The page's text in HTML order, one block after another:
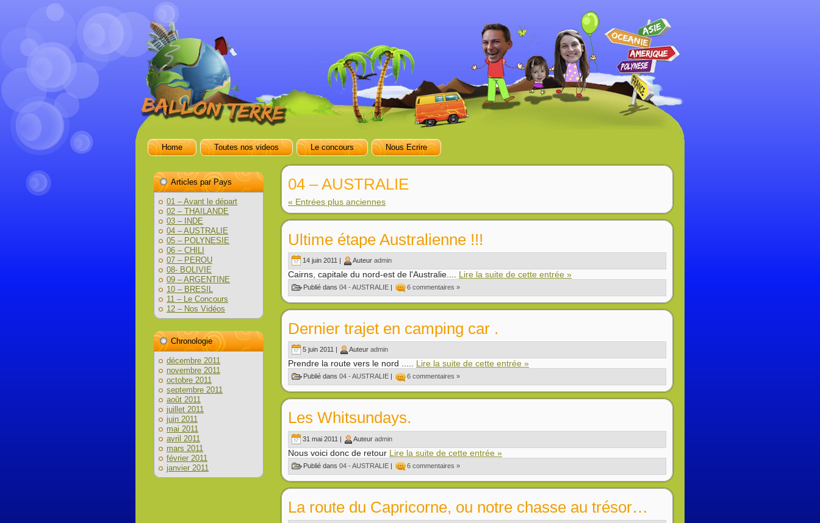
Home Toutes nos videos Le concours Nous Ecrire
Articles par Pays
01 – Avant le départ
02 – THAILANDE
03 – INDE
04 – AUSTRALIE
05 – POLYNESIE
06 – CHILI
07 – PEROU
08- BOLIVIE
09 – ARGENTINE
10 – BRESIL
11 – Le Concours
12 – Nos Vidéos
Chronologie
décembre 2011
novembre 2011
octobre 2011
septembre 2011
août 2011
juillet 2011
juin 2011
mai 2011
avril 2011
mars 2011
février 2011
janvier 2011
04 – AUSTRALIE
« Entrées plus anciennes
Ultime étape Australienne !!!
14 juin 2011 | Auteur admin
Cairns, capitale du nord-est de l'Australie.... Lire la suite de cette entrée »
Publié dans 04 - AUSTRALIE | 6 commentaires »
Dernier trajet en camping car .
5 juin 2011 | Auteur admin
Prendre la route vers le nord ..... Lire la suite de cette entrée »
Publié dans 04 - AUSTRALIE | 6 commentaires »
Les Whitsundays.
31 mai 2011 | Auteur admin
Nous voici donc de retour Lire la suite de cette entrée »
Publié dans 04 - AUSTRALIE | 6 commentaires »
La route du Capricorne, ou notre chasse au trésor…